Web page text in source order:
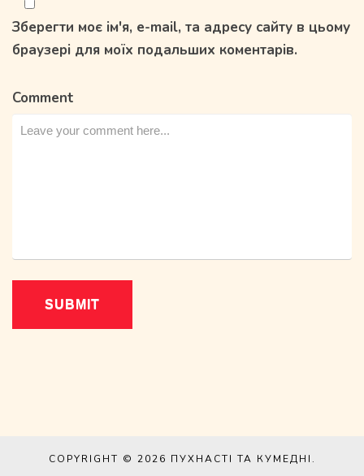
Зберегти моє ім'я, e-mail, та адресу сайту в цьому
браузері для моїх подальших коментарів.
Comment
COPYRIGHT © 2026 ПУХНАСТІ ТА КУМЕДНІ.